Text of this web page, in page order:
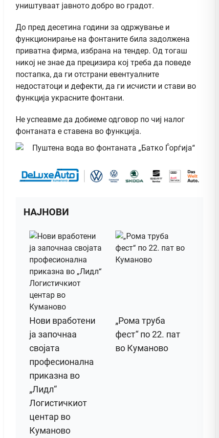
уништуваат јавното добро во градот.
До пред десетина години за одржување и
функционирање на фонтаните била задолжена
приватна фирма, избрана на тендер. Од тогаш
никој не знае да прецизира кој треба да поведе
постапка, да ги отстрани евентуалните
недостатоци и дефекти, да ги исчисти и стави во
функција украсните фонтани.
Не успеавме да добиеме одговор по чиј налог
фонтаната е ставена во функција.
НАЈНОВИ
Нови вработени
ја започнаа
својата
професионална
приказна во
„Лидл“
Логистичкиот
центар во
Куманово
„Рома труба
фест“ по 22. пат
во Куманово